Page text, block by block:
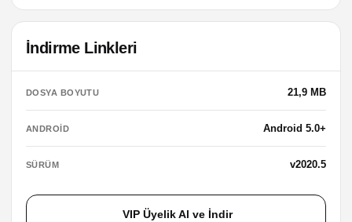
İndirme Linkleri
DOSYA BOYUTU 21,9 MB
ANDROID Android 5.0+
SÜRÜM v2020.5
VIP Üyelik Al ve İndir